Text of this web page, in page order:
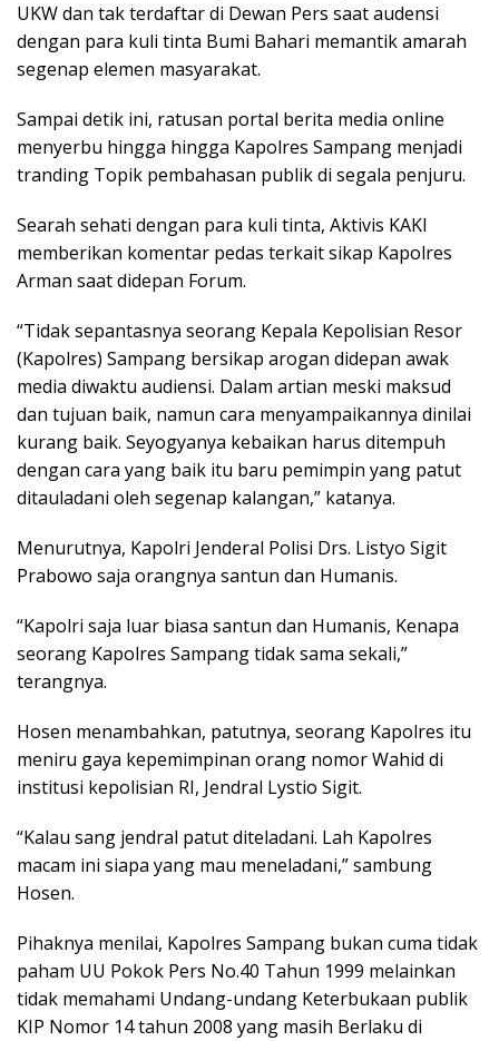
UKW dan tak terdaftar di Dewan Pers saat audensi
dengan para kuli tinta Bumi Bahari memantik amarah
segenap elemen masyarakat.
Sampai detik ini, ratusan portal berita media online
menyerbu hingga hingga Kapolres Sampang menjadi
tranding Topik pembahasan publik di segala penjuru.
Searah sehati dengan para kuli tinta, Aktivis KAKI
memberikan komentar pedas terkait sikap Kapolres
Arman saat didepan Forum.
“Tidak sepantasnya seorang Kepala Kepolisian Resor
(Kapolres) Sampang bersikap arogan didepan awak
media diwaktu audiensi. Dalam artian meski maksud
dan tujuan baik, namun cara menyampaikannya dinilai
kurang baik. Seyogyanya kebaikan harus ditempuh
dengan cara yang baik itu baru pemimpin yang patut
ditauladani oleh segenap kalangan,” katanya.
Menurutnya, Kapolri Jenderal Polisi Drs. Listyo Sigit
Prabowo saja orangnya santun dan Humanis.
“Kapolri saja luar biasa santun dan Humanis, Kenapa
seorang Kapolres Sampang tidak sama sekali,”
terangnya.
Hosen menambahkan, patutnya, seorang Kapolres itu
meniru gaya kepemimpinan orang nomor Wahid di
institusi kepolisian RI, Jendral Lystio Sigit.
“Kalau sang jendral patut diteladani. Lah Kapolres
macam ini siapa yang mau meneladani,” sambung
Hosen.
Pihaknya menilai, Kapolres Sampang bukan cuma tidak
paham UU Pokok Pers No.40 Tahun 1999 melainkan
tidak memahami Undang-undang Keterbukaan publik
KIP Nomor 14 tahun 2008 yang masih Berlaku di